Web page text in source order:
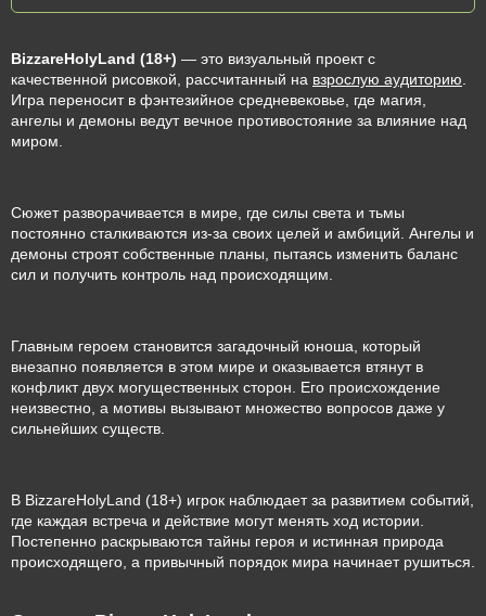
BizzareHolyLand (18+) — это визуальный проект с
качественной рисовкой, рассчитанный на взрослую аудиторию
Игра переносит в фэнтезийное средневековье, где магия,
ангелы и демоны ведут вечное противостояние за влияние над
миром.
Сюжет разворачивается в мире, где силы света и тьмы
постоянно сталкиваются из-за своих целей и амбиций. Ангелы и
демоны строят собственные планы, пытаясь изменить баланс
сил и получить контроль над происходящим.
Главным героем становится загадочный юноша, который
внезапно появляется в этом мире и оказывается втянут в
конфликт двух могущественных сторон. Его происхождение
неизвестно, а мотивы вызывают множество вопросов даже у
сильнейших существ.
В BizzareHolyLand (18+) игрок наблюдает за развитием событий,
где каждая встреча и действие могут менять ход истории.
Постепенно раскрываются тайны героя и истинная природа
происходящего, а привычный порядок мира начинает рушиться.